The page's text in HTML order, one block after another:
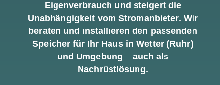
Eigenverbrauch und steigert die
Unabhängigkeit vom Stromanbieter. Wir
beraten und installieren den passenden
Speicher für Ihr Haus in Wetter (Ruhr)
und Umgebung – auch als
Nachrüstlösung.